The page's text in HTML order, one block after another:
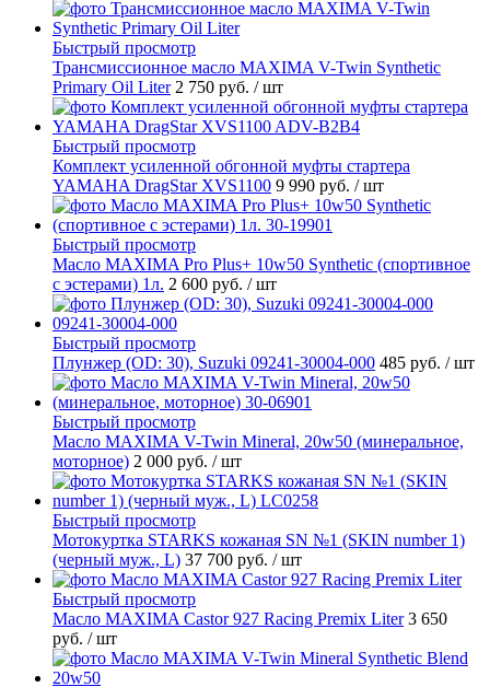
Быстрый просмотр
Трансмиссионное масло MAXIMA V-Twin Synthetic
Primary Oil Liter 2 750 руб. / шт
Быстрый просмотр
Комплект усиленной обгонной муфты стартера
YAMAHA DragStar XVS1100 9 990 руб. / шт
Быстрый просмотр
Масло MAXIMA Pro Plus+ 10w50 Synthetic (спортивное
с эстерами) 1л. 2 600 руб. / шт
Быстрый просмотр
Плунжер (OD: 30), Suzuki 09241-30004-000 485 руб. / шт
Быстрый просмотр
Масло MAXIMA V-Twin Mineral, 20w50 (минеральное,
моторное) 2 000 руб. / шт
Быстрый просмотр
Мотокуртка STARKS кожаная SN №1 (SKIN number 1)
(черный муж., L) 37 700 руб. / шт
Быстрый просмотр
Масло MAXIMA Castor 927 Racing Premix Liter 3 650
руб. / шт